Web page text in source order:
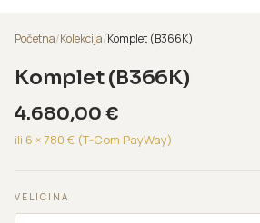
Početna/Kolekcija/Komplet (B366K)
Komplet (B366K)
4.680,00 €
ili 6 ×780 € (T-Com PayWay)
VELICINA